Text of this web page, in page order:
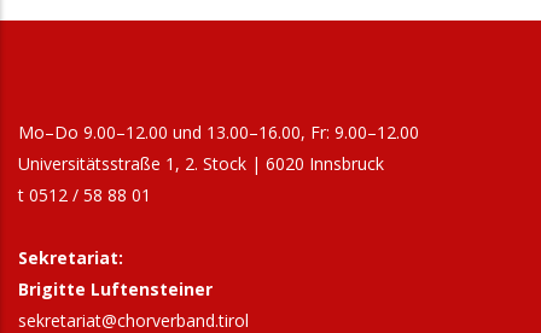
Mo–Do 9.00–12.00 und 13.00–16.00, Fr: 9.00–12.00
Universitätsstraße 1, 2. Stock | 6020 Innsbruck
t 0512 / 58 88 01
Sekretariat:
Brigitte Luftensteiner
sekretariat@chorverband.tirol